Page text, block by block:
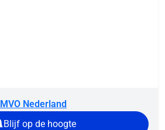
MVO Nederland
Blijf op de hoogte